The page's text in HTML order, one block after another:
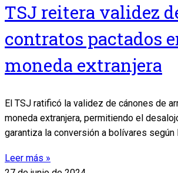
TSJ reitera validez
contratos pactados
moneda extranjera
El TSJ ratificó la validez de cánones de
moneda extranjera, permitiendo el
garantiza la conversión a bolívares según
Leer más »